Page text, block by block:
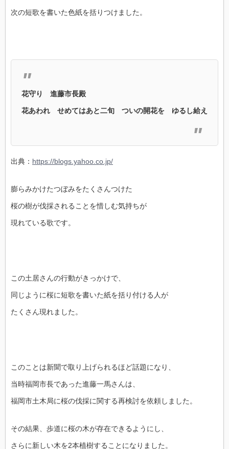
次の短歌を書いた色紙を括りつけました。
花守り 進藤市長殿
花あわれ せめてはあと二旬 ついの開花を ゆるし給え
出典： https://blogs.yahoo.co.jp/
膨らみかけたつぼみをたくさんつけた
桜の樹が伐採されることを惜しむ気持ちが
現れている歌です。
この土居さんの行動がきっかけで、
同じように桜に短歌を書いた紙を括り付ける人が
たくさん現れました。
このことは新聞で取り上げられるほど話題になり、
当時福岡市長であった進藤一馬さんは、
福岡市土木局に桜の伐採に関する再検討を依頼しました。
その結果、歩道に桜の木が存在できるようにし、
さらに新しい木を2本植樹することになりました。